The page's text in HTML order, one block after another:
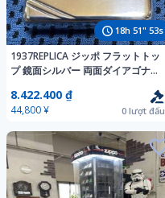
18h 51" 52s
1937REPLICA ジッポ フラットトッ
プ 鏡面シルバー 両面ダイアゴナル
なります。
8.422.400 ₫
44,800 ¥ 0 lượt đấu